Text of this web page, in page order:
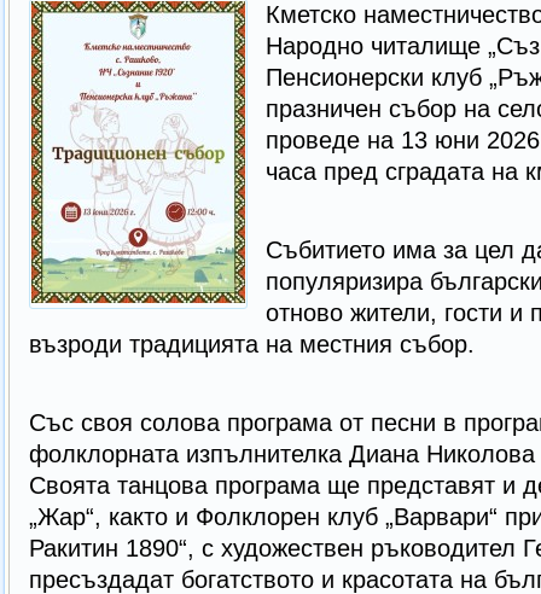
Кметско
Народно читалище
Пенсионерски клуб
празничен събор на
проведе на 13 юни
часа пред сградата на
Събитието има за цел
популяризира
отново жители, гости и
възроди традицията на местния събор.
Със своя солова програма от песни в
фолклорната изпълнителка Диана Николова
Своята танцова програма ще представят и
„Жар“, както и Фолклорен клуб „Варвари“
Ракитин 1890“, с художествен ръководител
пресъздадат богатството и красотата на